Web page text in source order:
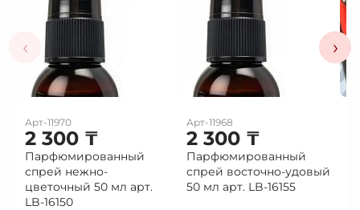
‹
Арт-11970
2 300 ₸
Парфюмированный
спрей нежно-
цветочный 50 мл арт.
LB-16150
Арт-11968
2 300 ₸
Парфюмированный
спрей восточно-удовый
50 мл арт. LB-16155
›